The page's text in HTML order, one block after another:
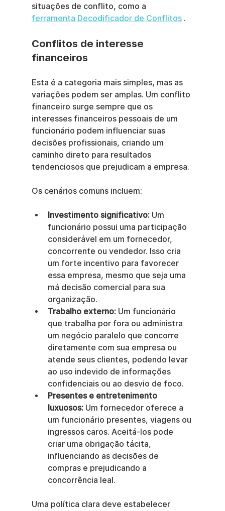
situações de conflito, como a
ferramenta Decodificador de Conflitos .
Conflitos de interesse
financeiros
Esta é a categoria mais simples, mas as
variações podem ser amplas. Um conflito
financeiro surge sempre que os
interesses financeiros pessoais de um
funcionário podem influenciar suas
decisões profissionais, criando um
caminho direto para resultados
tendenciosos que prejudicam a empresa.
Os cenários comuns incluem:
Investimento significativo: Um
funcionário possui uma participação
considerável em um fornecedor,
concorrente ou vendedor. Isso cria
um forte incentivo para favorecer
essa empresa, mesmo que seja uma
má decisão comercial para sua
organização.
Trabalho externo: Um funcionário
que trabalha por fora ou administra
um negócio paralelo que concorre
diretamente com sua empresa ou
atende seus clientes, podendo levar
ao uso indevido de informações
confidenciais ou ao desvio de foco.
Presentes e entretenimento
luxuosos: Um fornecedor oferece a
um funcionário presentes, viagens ou
ingressos caros. Aceitá-los pode
criar uma obrigação tácita,
influenciando as decisões de
compras e prejudicando a
concorrência leal.
Uma política clara deve estabelecer